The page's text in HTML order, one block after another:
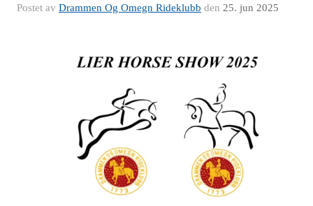
Postet av Drammen Og Omegn Rideklubb den 25. jun 2025